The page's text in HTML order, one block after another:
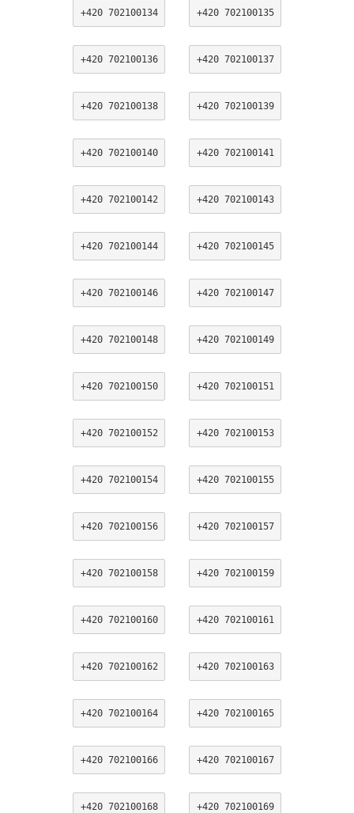
+420 702100134 +420 702100135
+420 702100136 +420 702100137
+420 702100138 +420 702100139
+420 702100140 +420 702100141
+420 702100142 +420 702100143
+420 702100144 +420 702100145
+420 702100146 +420 702100147
+420 702100148 +420 702100149
+420 702100150 +420 702100151
+420 702100152 +420 702100153
+420 702100154 +420 702100155
+420 702100156 +420 702100157
+420 702100158 +420 702100159
+420 702100160 +420 702100161
+420 702100162 +420 702100163
+420 702100164 +420 702100165
+420 702100166 +420 702100167
+420 702100168 +420 702100169